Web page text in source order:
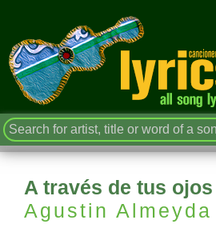
A través de tus ojos
Agustin Almeyda